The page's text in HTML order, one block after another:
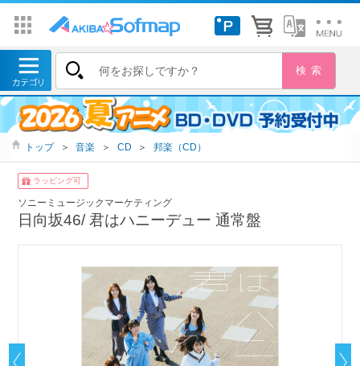
トップ ＞ 音楽 ＞ CD ＞ 邦楽（CD）
ラッピング可
ソニーミュージックマーケティング
日向坂46/ 君はハニーデュー 通常盤